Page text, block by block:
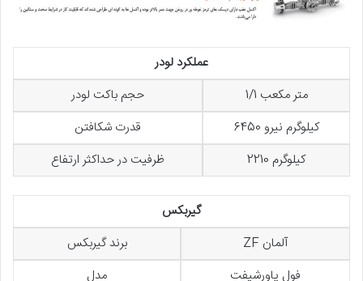
عملکرد لودر
متر مکعب 1/1
حجم باکت لودر
کیلوگرم نیرو 6450
قدرت شکافتن
کیلوگرم 2210
ظرفیت در حداکثر ارتفاع
گیربکس
آلمان ZF
برند گیربکس
فول پاورشیفت
مدل